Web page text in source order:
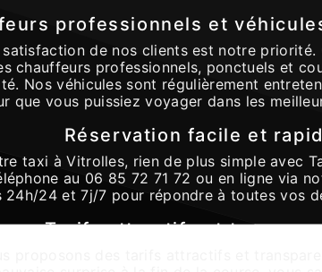
professionnels et
satisfaction de nos clients est notre
chauffeurs professionnels, ponctuels et
Nos véhicules sont régulièrement
que vous puissiez voyager dans les
Réservation facile et
taxi à Vitrolles, rien de plus simple avec
au 06 85 72 71 72 ou en ligne via
24h/24 et 7j/7 pour répondre à toutes vos
Tarifs attractifs et